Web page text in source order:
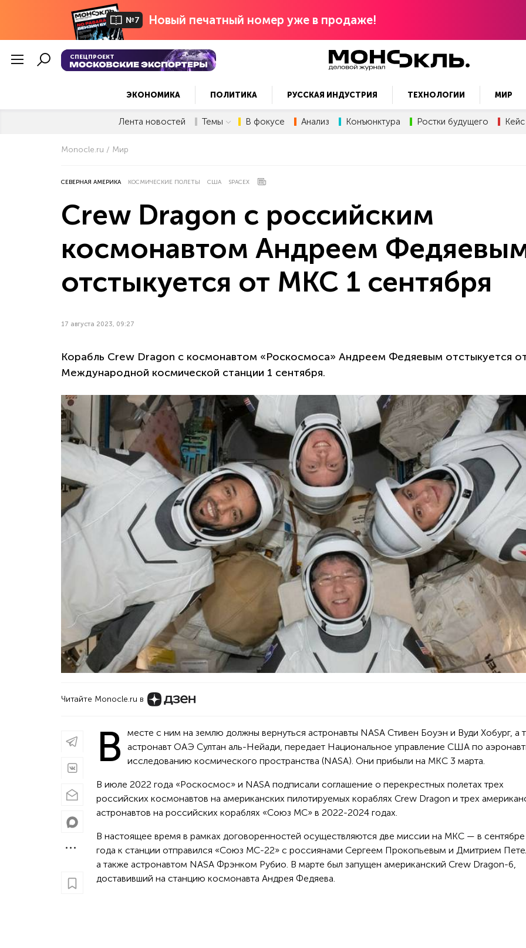
№7 Новый печатный номер уже в продаже!
СПЕЦПРОЕКТ
ЭКОНОМИКА ПОЛИТИКА РУССКАЯ ИНДУСТРИЯ ТЕХНОЛОГИИ МИР
Лента новостей Темы В фокусе Анализ Конъюнктура Ростки будущего Кейс
Monocle.ru Мир
СЕВЕРНАЯ АМЕРИКА КОСМИЧЕСКИЕ ПОЛЕТЫ США SPACEX
Crew Dragon с российским
космонавтом Андреем
отстыкуется от МКС 1 сентября
17 августа 2023, 09:27
Корабль Crew Dragon с космонавтом «Роскосмоса» Андреем Федяевым отстыкуется
Международной космической станции 1 сентября.
Читайте Monocle.ru в
В
месте с ним на землю должны вернуться астронавты NASA Стивен Боуэн и Вуди Хобург, а
астронавт ОАЭ Султан аль-Нейади, передает Национальное управление США по
исследованию космического пространства (NASA). Они прибыли на МКС 3 марта.
В июле 2022 года «Роскосмос» и NASA подписали соглашение о перекрестных полетах трех
российских космонавтов на американских пилотируемых кораблях Crew Dragon и трех
астронавтов на российских кораблях «Союз МС» в 2022-2024 годах.
В настоящее время в рамках договоренностей осуществляются две миссии на МКС — в
года к станции отправился «Союз МС-22» с россиянами Сергеем Прокопьевым и Дмитрием
а также астронавтом NASA Фрэнком Рубио. В марте был запущен американский Crew Dragon-6,
доставивший на станцию космонавта Андрея Федяева.